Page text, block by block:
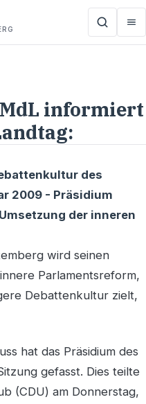
informiert
des
2009 - Präsidium
der inneren
wird seinen
Parlamentsreform,
Debattenkultur zielt,
hat das Präsidium des
gefasst. Dies teilte
(CDU) am Donnerstag,